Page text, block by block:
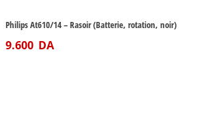
Philips At610/14 – Rasoir (Batterie, rotation, noir)
9.600 DA